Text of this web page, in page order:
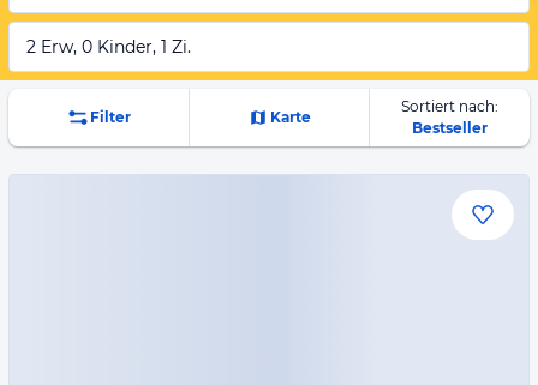
2 Erw, 0 Kinder, 1 Zi.
Filter Karte
Sortiert nach:
Bestseller